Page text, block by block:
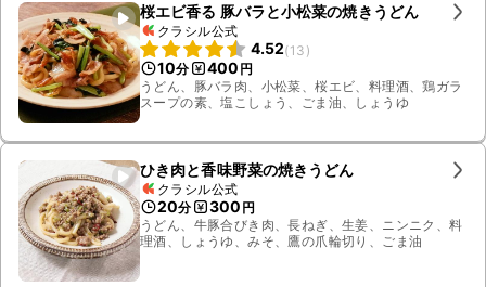
桜エビ香る 豚バラと小松菜の焼きうどん
クラシル公式
4.52(13 )
10分 400 円
うどん、豚バラ肉、小松菜、桜エビ、料理酒、鶏ガラ
スープの素、塩こしょう、ごま油、しょうゆ
ひき肉と香味野菜の焼きうどん
クラシル公式
20分 300 円
うどん、牛豚合びき肉、長ねぎ、生姜、ニンニク、料
理酒、しょうゆ、みそ、鷹の爪輪切り、ごま油